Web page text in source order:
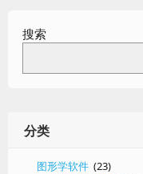
搜索
分类
图形学软件 (23)